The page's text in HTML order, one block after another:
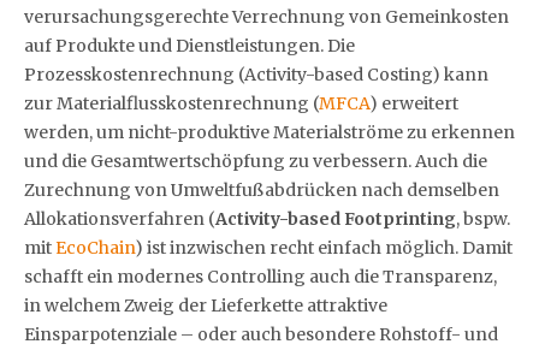
verursachungsgerechte Verrechnung von Gemeinkosten
auf Produkte und Dienstleistungen. Die
Prozesskostenrechnung (Activity-based Costing) kann
zur Materialflusskostenrechnung (MFCA) erweitert
werden, um nicht-produktive Materialströme zu erkennen
und die Gesamtwertschöpfung zu verbessern. Auch die
Zurechnung von Umweltfußabdrücken nach demselben
Allokationsverfahren (Activity-based Footprinting, bspw.
mitEcoChain) ist inzwischen recht einfach möglich. Damit
schafft ein modernes Controlling auch die Transparenz,
in welchem Zweig der Lieferkette attraktive
Einsparpotenziale – oder auch besondere Rohstoff- und